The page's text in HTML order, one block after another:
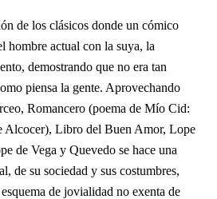
de los clásicos donde un cómico
hombre actual con la suya, la
demostrando que no era tan
piensa la gente. Aprovechando
Romancero (poema de Mío Cid:
Alcocer), Libro del Buen Amor, Lope
de Vega y Quevedo se hace una
de su sociedad y sus costumbres,
de jovialidad no exenta de